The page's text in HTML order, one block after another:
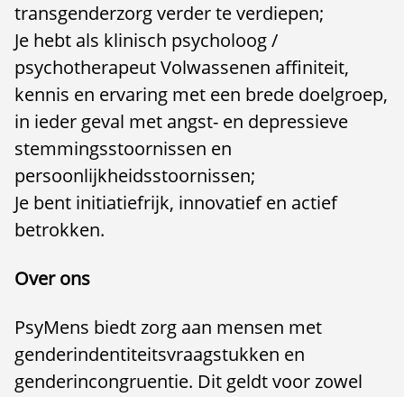
transgenderzorg verder te verdiepen;
Je hebt als klinisch psycholoog /
psychotherapeut Volwassenen affiniteit,
kennis en ervaring met een brede doelgroep,
in ieder geval met angst- en depressieve
stemmingsstoornissen en
persoonlijkheidsstoornissen;
Je bent initiatiefrijk, innovatief en actief
betrokken.
Over ons
PsyMens biedt zorg aan mensen met
genderindentiteitsvraagstukken en
genderincongruentie. Dit geldt voor zowel